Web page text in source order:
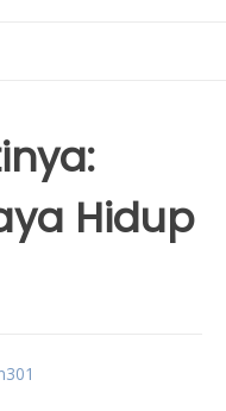
Hidup